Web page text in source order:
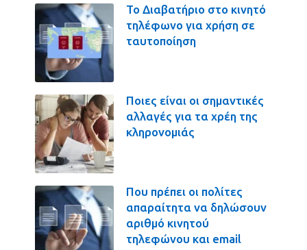
Το Διαβατήριο στο κινητό
τηλέφωνο για χρήση σε
ταυτοποίηση
Ποιες είναι οι σημαντικές
αλλαγές για τα χρέη της
κληρονομιάς
Που πρέπει οι πολίτες
απαραίτητα να δηλώσουν
αριθμό κινητού
τηλεφώνου και email